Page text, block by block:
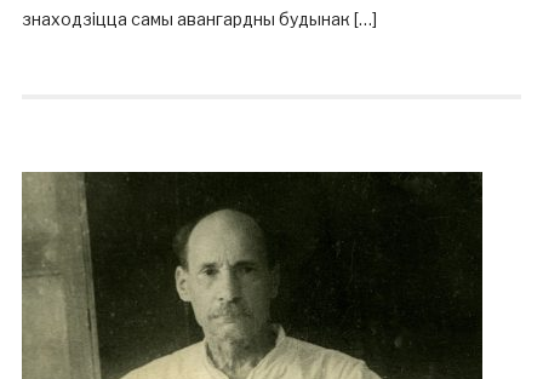
знаходзіцца самы авангардны будынак […]